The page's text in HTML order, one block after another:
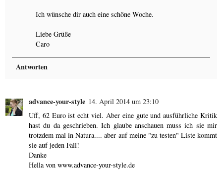
Ich wünsche dir auch eine schöne Woche.
Liebe Grüße
Caro
Antworten
advance-your-style 14. April 2014 um 23:10
Uff, 62 Euro ist echt viel. Aber eine gute und ausführliche Kritik
hast du da geschrieben. Ich glaube anschauen muss ich sie mir
trotzdem mal in Natura.... aber auf meine "zu testen" Liste kommt
sie auf jeden Fall!
Danke
Hella von www.advance-your-style.de